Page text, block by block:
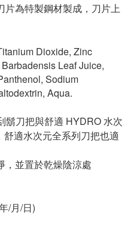
片為特製鋼材製成，刀片上
Dioxide, Zinc
Leaf Juice,
Sodium
Aqua.
鬍刀把與舒適 HYDRO 水次
適水次元全系列刀把也適
，並置於乾燥陰涼處
/月/日)